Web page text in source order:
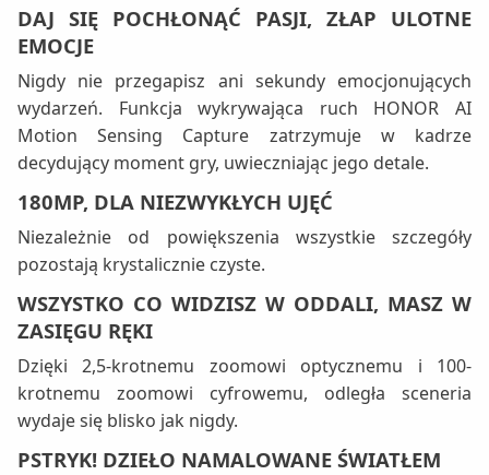
DAJ SIĘ POCHŁONĄĆ PASJI, ZŁAP ULOTNE
EMOCJE
Nigdy nie przegapisz ani sekundy emocjonujących
wydarzeń. Funkcja wykrywająca ruch HONOR AI
Motion Sensing Capture zatrzymuje w kadrze
decydujący moment gry, uwieczniając jego detale.
180MP, DLA NIEZWYKŁYCH UJĘĆ
Niezależnie od powiększenia wszystkie szczegóły
pozostają krystalicznie czyste.
WSZYSTKO CO WIDZISZ W ODDALI, MASZ W
ZASIĘGU RĘKI
Dzięki 2,5-krotnemu zoomowi optycznemu i 100-
krotnemu zoomowi cyfrowemu, odległa sceneria
wydaje się blisko jak nigdy.
PSTRYK! DZIEŁO NAMALOWANE ŚWIATŁEM